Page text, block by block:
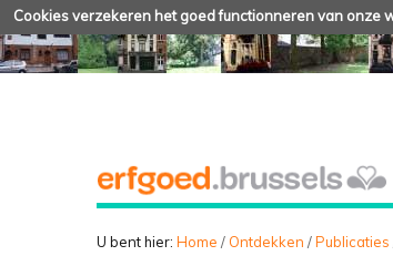
Cookies verzekeren het goed functionneren van onze
U bent hier: Home / Ontdekken /Publicaties